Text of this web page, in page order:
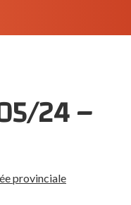
24 –
provinciale